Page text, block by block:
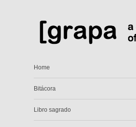
Home
Bitácora
Libro sagrado